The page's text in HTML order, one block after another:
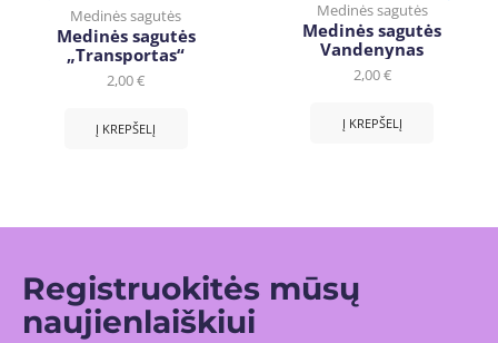
Medinės sagutės
Medinės sagutės
„Transportas“
2,00€
Į KREPŠELĮ
Medinės sagutės
Medinės sagutės
Vandenynas
2,00€
Į KREPŠELĮ
Registruokitės mūsų
naujienlaiškiui